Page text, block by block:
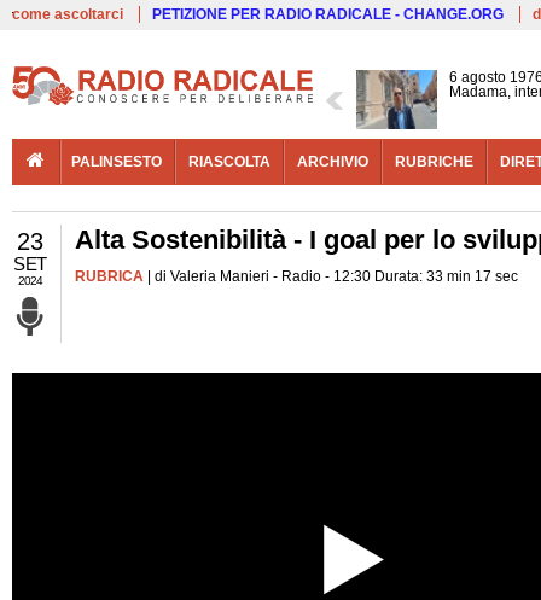
come ascoltarci PETIZIONE PER RADIO RADICALE - CHANGE.ORG
6 agosto
Madama,
PALINSESTO RIASCOLTA ARCHIVIO RUBRICHE
23
SET
2024
Alta Sostenibilità - I goal per lo
RUBRICA | di Valeria Manieri - Radio - 12:30 Durata: 33 min 17 sec